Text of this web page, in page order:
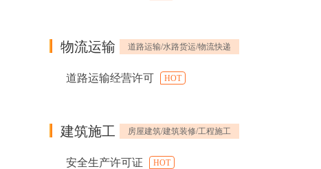
物流运输 道路运输/水路货运/物流快递
道路运输经营许可 HOT
建筑施工 房屋建筑/建筑装修/工程施工
安全生产许可证 HOT